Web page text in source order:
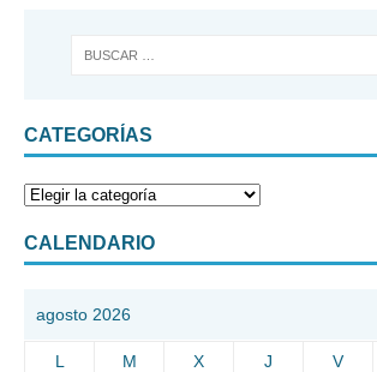
CATEGORÍAS
CALENDARIO
agosto 2026
L M X J V